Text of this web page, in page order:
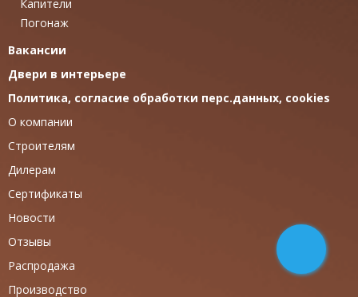
Капители
Погонаж
Вакансии
Двери в интерьере
Политика, согласие обработки перс.данных, cookies
О компании
Строителям
Дилерам
Сертификаты
Новости
Отзывы
Распродажа
Производство